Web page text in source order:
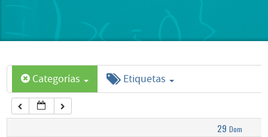
Categorías Etiquetas
29 Dom
6:00 am
7:00 am